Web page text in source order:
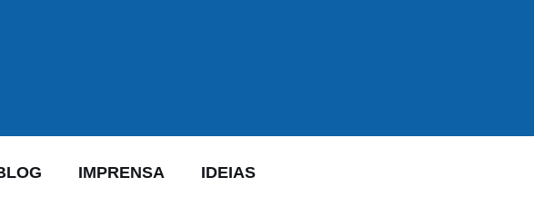
IMPRENSA IDEIAS